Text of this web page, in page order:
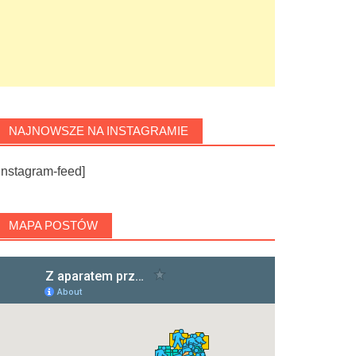
NAJNOWSZE NA INSTAGRAMIE
feed]
MAPA POSTÓW